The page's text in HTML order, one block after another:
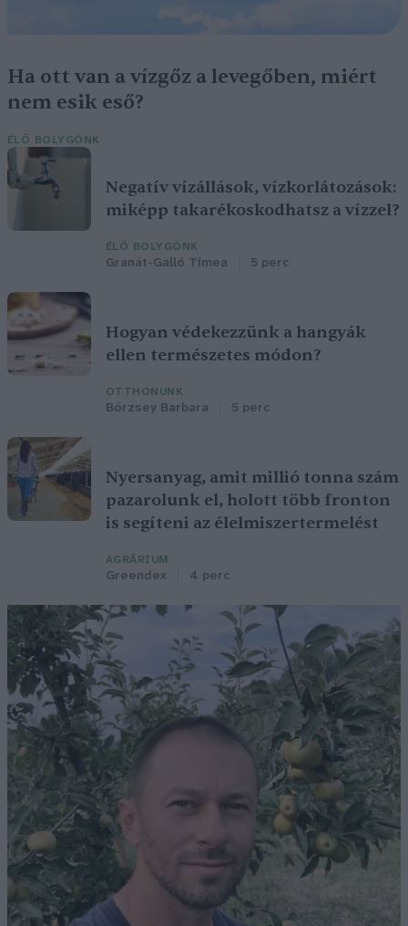
Ha ott van a vízgőz a levegőben, miért
nem esik eső?
ÉLŐ BOLYGÓNK
Negatív vízállások, vízkorlátozások:
miképp takarékoskodhatsz a vízzel?
ÉLŐ BOLYGÓNK
Granát-Galló Tímea 5 perc
Hogyan védekezzünk a hangyák
ellen természetes módon?
OTTHONUNK
Börzsey Barbara 5 perc
Nyersanyag, amit millió tonna szám
pazarolunk el, holott több fronton
is segíteni az élelmiszertermelést
AGRÁRIUM
Greendex 4 perc